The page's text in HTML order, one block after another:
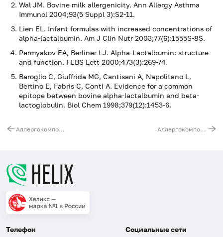
Wal JM. Bovine milk allergenicity. Ann Allergy Asthma
Immunol 2004;93(5 Suppl 3):S2-11.
Lien EL. Infant formulas with increased concentrations of
alpha-lactalbumin. Am J Clin Nutr 2003;77(6):1555S-8S.
Permyakov EA, Berliner LJ. Alpha-Lactalbumin: structure
and function. FEBS Lett 2000;473(3):269-74.
Baroglio C, Giuffrida MG, Cantisani A, Napolitano L,
Bertino E, Fabris C, Conti A. Evidence for a common
epitope between bovine alpha-lactalbumin and beta-
lactoglobulin. Biol Chem 1998;379(12):1453-6.
Аллергокомпонент w230 - амброзия nAmb a1, IgE (ImmunoCAP) Аллергокомпонент e204 - бычий сывороточный альбумин nBos d6, IgE (ImmunoCAP)
Телефон Социальные сети